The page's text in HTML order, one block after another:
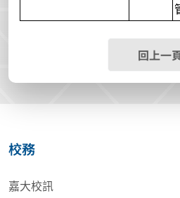
回上一
校務
嘉大校訊